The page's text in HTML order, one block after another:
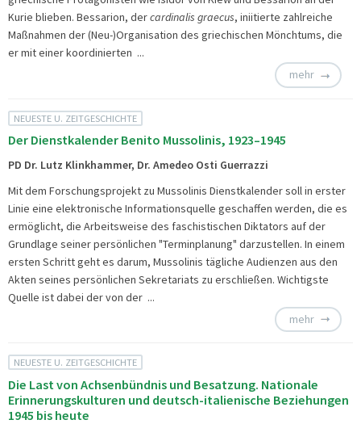
Kurie blieben. Bessarion, dercardinalis graecus, iniitierte zahlreiche
Maßnahmen der (Neu-)Organisation des griechischen Mönchtums, die
er mit einer koordinierten ...
mehr
NEUESTE U. ZEITGESCHICHTE
Der Dienstkalender Benito Mussolinis, 1923–1945
PD Dr. Lutz Klinkhammer, Dr. Amedeo Osti Guerrazzi
Mit dem Forschungsprojekt zu Mussolinis Dienstkalender soll in erster
Linie eine elektronische Informationsquelle geschaffen werden, die es
ermöglicht, die Arbeitsweise des faschistischen Diktators auf der
Grundlage seiner persönlichen "Terminplanung" darzustellen. In einem
ersten Schritt geht es darum, Mussolinis tägliche Audienzen aus den
Akten seines persönlichen Sekretariats zu erschließen. Wichtigste
Quelle ist dabei der von der ...
mehr
NEUESTE U. ZEITGESCHICHTE
Die Last von Achsenbündnis und Besatzung. Nationale
Erinnerungskulturen und deutsch-italienische Beziehungen
1945 bis heute